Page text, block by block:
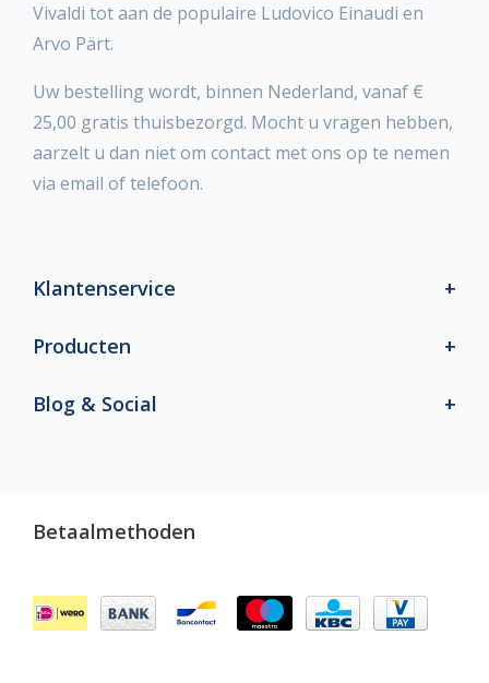
Vivaldi tot aan de populaire Ludovico Einaudi en
Arvo Pärt.
Uw bestelling wordt, binnen Nederland, vanaf €
25,00 gratis thuisbezorgd. Mocht u vragen hebben,
aarzelt u dan niet om contact met ons op te nemen
via email of telefoon.
Klantenservice
Producten
Blog & Social
Betaalmethoden